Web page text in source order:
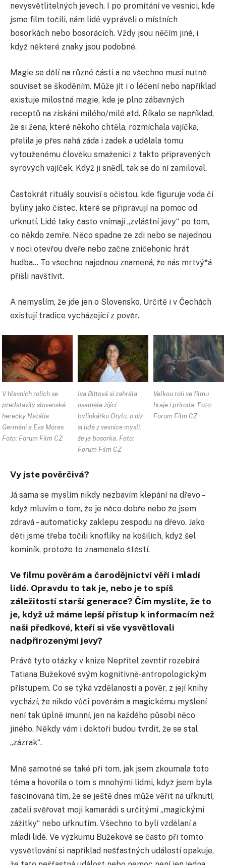
nevysvětlitelných jevech. I po promítání ve vesnici, kde
jsme film točili, nám lidé vyprávěli o místních
bosorkách nebo bosorácích. Vždy jsou něčím jiné, i
když některé znaky jsou podobné.
Magie se dělí na různé části a ne všechno musí nutně
souviset se škoděním. Může jít i o léčení nebo například
existuje milostná magie, kde je plno zábavných
receptů na získání milého/milé atd. Říkalo se například,
že si žena, které někoho chtěla, rozmíchala vajíčka,
přelila je přes nahá záda i zadek a udělala tomu
vytouženému člověku smaženici z takto připravených
syrových vajíček. Když ji snědl, tak se do ní zamiloval.
Častokrát rituály souvisí s očistou, kde figuruje voda či
byliny jako čistec, které se připravují na pomoc od
uřknutí. Lidé taky často vnímají „zvláštní jevy“ po tom,
co někdo zemře. Něco spadne ze zdi nebo se najednou
v noci otevřou dveře nebo začne zničehonic hrát
hudba… To všechno najednou znamená, že nás mrtvý*á
přišli navštívit.
A nemyslím, že jde jen o Slovensko. Určitě i v Čechách
existují tradice vycházející z pověr.
V hlavních rolích se
představily slovenské
herečky Natália
Germáni a Eva Mores.
Foto: Forum Film CZ
Iva Bittová si zahrála
osaměle žijící
bylinkářku Otylu, o níž
si lidé z vesnice myslí,
že je bosorka. Foto:
Forum Film CZ
Velkou roli ve filmu
hraje i příroda. Foto:
Forum Film CZ
Vy jste pověrčivá?
Já sama se myslím nikdy nezbavím klepání na dřevo –
když mluvím o tom, že je něco dobře nebo že jsem
zdravá – automaticky zaklepu zespodu na dřevo. Jako
děti jsme třeba točili knoflíky na košilích, když šel
kominík, protože to znamenalo štěstí.
Ve filmu pověrám a čarodějnictví věří i mladí
lidé. Opravdu to tak je, nebo je to spíš
záležitostí starší generace? Čím myslíte, že to
je, když už máme lepší přístup k informacím než
naši předkové, kteří si vše vysvětlovali
nadpřirozenými jevy?
Právě tyto otázky v knize Nepřítel zevntiř rozebírá
Tatiana Bužekové svým kognitivně-antropologickým
přístupem. Co se týká vzdělanosti a pověr, z její knihy
vychází, že nikdo vůči pověrám a magickému myšlení
není tak úplně imunní, jen na každého působí něco
jiného. Někdy vám i doktoři budou tvrdit, že se stal
„zázrak“.
Mně samotné se také při tom, jak jsem zkoumala toto
téma a hovořila o tom s mnohými lidmi, když jsem byla
fascinovaná tím, že se ještě dnes může věřit na uřknutí,
začali svěřovat moji kamarádi s určitými „magickými
zážitky“ nebo uřknutím. Všechno to byli vzdělaní a
mladí lidé. Ve výzkumu Bužekové se často při tomto
vysvětlování si například nešťastných událostí opakuje,